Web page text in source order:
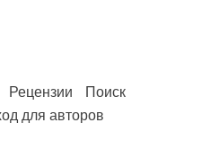
Рецензии
Поиск
для авторов